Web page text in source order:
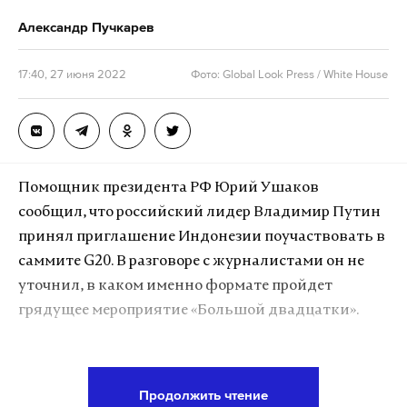
YouTube-канале «Осторожно, Собчак!».
Певец хочет съездить на Украину — в «те места, в
которых возможно [побывать]», «без журналистов,
русским раненым, я обязательно пойду и к
украинским раненым. Конечно, не к тем,
которые со свастикой», — сказал он.
Розенбаум заявил, что готов быть «‎голубем мира» с
разрешения российских и украинских властей:
Александр Пучкарев
17:40, 27 июня 2022 Фото: Global Look Press / White House
Помощник президента РФ Юрий Ушаков
сообщил, что российский лидер Владимир Путин
принял приглашение Индонезии поучаствовать в
саммите G20. В разговоре с журналистами он не
уточнил, в каком именно формате пройдет
грядущее мероприятие «Большой двадцатки».
Продолжить чтение